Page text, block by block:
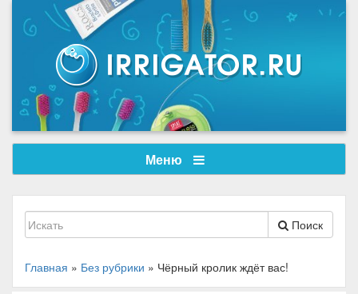
Меню
Поиск
Главная » Без рубрики » Чёрный кролик ждёт вас!